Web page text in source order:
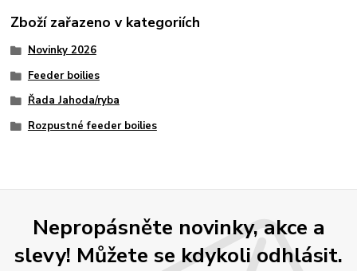
Zboží zařazeno v kategoriích
Novinky 2026
Feeder boilies
Řada Jahoda/ryba
Rozpustné feeder boilies
Nepropásněte novinky, akce a
slevy! Můžete se kdykoli odhlásit.